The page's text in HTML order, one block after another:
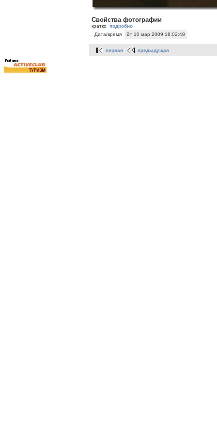
Свойства фотографии
кратко подробно
Дата/время
Вт 10 мар 2009 18:02:48
первая предыдущая